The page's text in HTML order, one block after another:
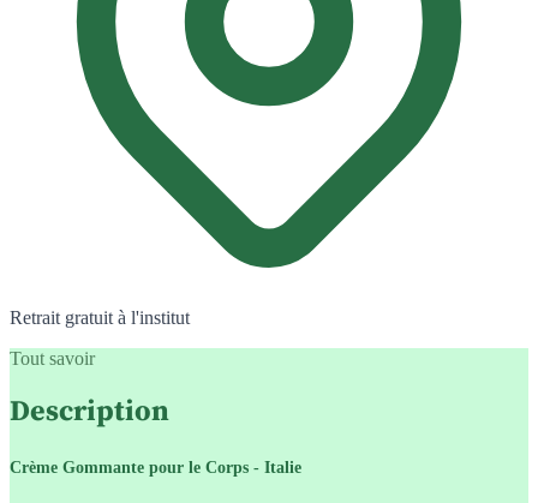
Retrait gratuit à l'institut
Tout savoir
Description
Crème Gommante pour le Corps - Italie